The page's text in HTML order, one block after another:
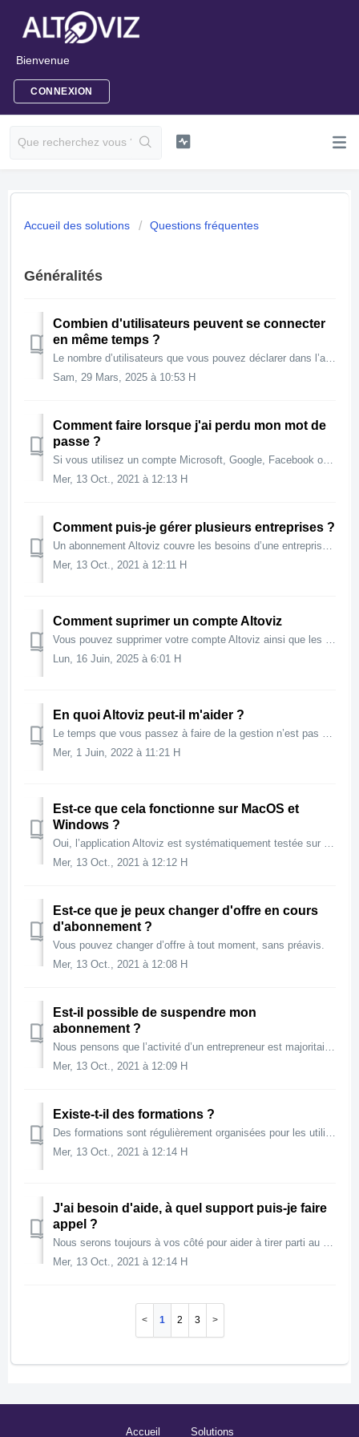
Bienvenue
CONNEXION
Accueil des solutions Questions fréquentes
Généralités
Combien d'utilisateurs peuvent se connecter
en même temps ?
Le nombre d’utilisateurs que vous pouvez déclarer dans l’application varie en fonction de l’abonnement choisi. Voir le tableau comparatif des fonctionnalit...
Sam, 29 Mars, 2025 à 10:53 H
Comment faire lorsque j'ai perdu mon mot de
passe ?
Si vous utilisez un compte Microsoft, Google, Facebook ou LinkedIn pour vous connecter, vous pouvez utiliser leur procédure de changement de mot de passe. ...
Mer, 13 Oct., 2021 à 12:13 H
Comment puis-je gérer plusieurs entreprises ?
Un abonnement Altoviz couvre les besoins d’une entreprise. Chaque entité juridique a besoin d’un abonnement distinct. Les factures que nous émettons au débu...
Mer, 13 Oct., 2021 à 12:11 H
Comment suprimer un compte Altoviz
Vous pouvez supprimer votre compte Altoviz ainsi que les abonnements et données associées. Il faut pour cela que le compte n'ait plus d'abonnements...
Lun, 16 Juin, 2025 à 6:01 H
En quoi Altoviz peut-il m'aider ?
Le temps que vous passez à faire de la gestion n’est pas du temps que vous passez à vous vendre vos produits ou réaliser vos prestations pour vos clients. T...
Mer, 1 Juin, 2022 à 11:21 H
Est-ce que cela fonctionne sur MacOS et
Windows ?
Oui, l’application Altoviz est systématiquement testée sur la dernière version publique de Windows et de MacOS. Les anciennes versions ainsi que versions be...
Mer, 13 Oct., 2021 à 12:12 H
Est-ce que je peux changer d'offre en cours
d'abonnement ?
Vous pouvez changer d’offre à tout moment, sans préavis.
Mer, 13 Oct., 2021 à 12:08 H
Est-il possible de suspendre mon
abonnement ?
Nous pensons que l’activité d’un entrepreneur est majoritairement continue, tout au long de l’année. Même pendant les vacances, il faut avoir un œil à son c...
Mer, 13 Oct., 2021 à 12:09 H
Existe-t-il des formations ?
Des formations sont régulièrement organisées pour les utilisateurs d’Altoviz. Pour consulter le planning des formations et vous y inscrire, suivez ce lien. ...
Mer, 13 Oct., 2021 à 12:14 H
J'ai besoin d'aide, à quel support puis-je faire
appel ?
Nous serons toujours à vos côté pour aider à tirer parti au mieux de l’app Altoviz. Vous pouvez nous contacter par chat, email et, en fonction de votre abon...
Mer, 13 Oct., 2021 à 12:14 H
1 2 3
Accueil Solutions